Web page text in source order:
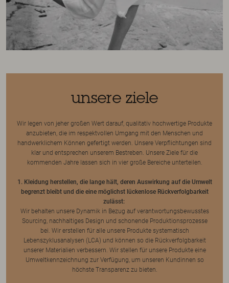
unsere ziele
Wir legen von jeher großen Wert darauf, qualitativ hochwertige Produkte
anzubieten, die im respektvollen Umgang mit den Menschen und
handwerklichem Können gefertigt werden. Unsere Verpflichtungen sind
klar und entsprechen unserem Bestreben. Unsere Ziele für die
kommenden Jahre lassen sich in vier große Bereiche unterteilen.
1. Kleidung herstellen, die lange hält, deren Auswirkung auf die Umwelt
begrenzt bleibt und die eine möglichst lückenlose Rückverfolgbarkeit
zulässt:
Wir behalten unsere Dynamik in Bezug auf verantwortungsbewusstes
Sourcing, nachhaltiges Design und schonende Produktionsprozesse
bei. Wir erstellen für alle unsere Produkte systematisch
Lebenszyklusanalysen (LCA) und können so die Rückverfolgbarkeit
unserer Materialien verbessern. Wir stellen für unsere Produkte eine
Umweltkennzeichnung zur Verfügung, um unseren Kundinnen so
höchste Transparenz zu bieten.